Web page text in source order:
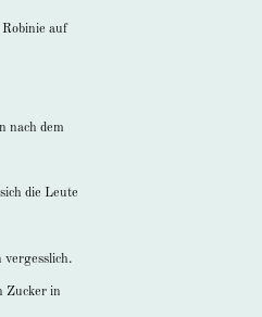
auf
nach dem
die Leute
vergesslich.
Zucker in